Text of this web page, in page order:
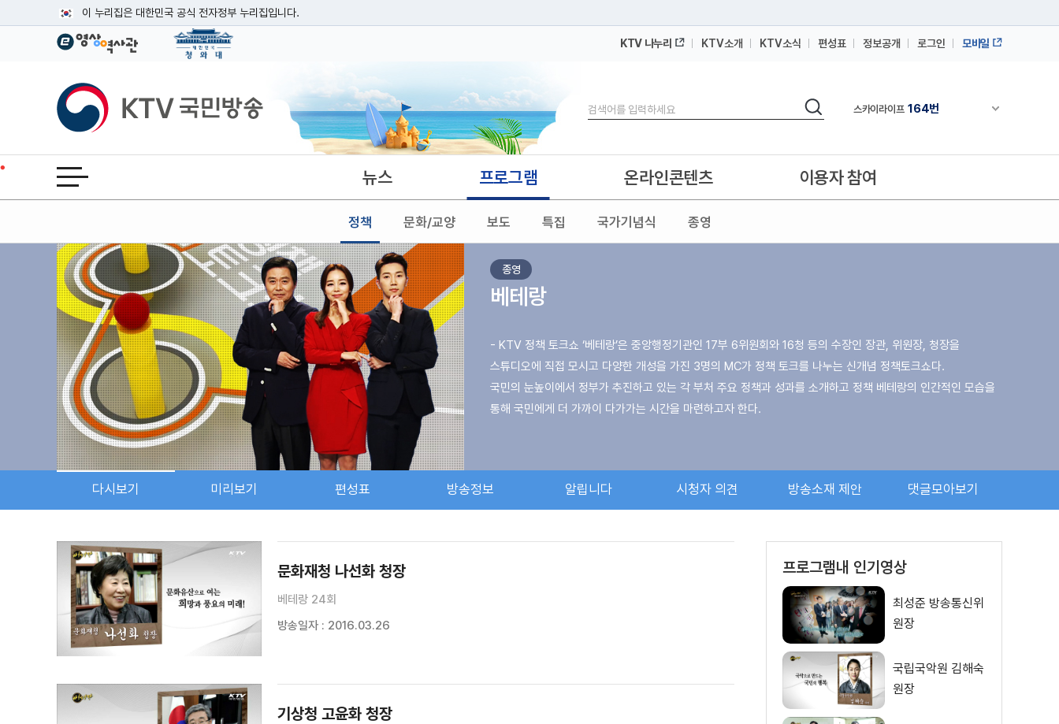
이 누리집은 대한민국 공식 전자정부 누리집입니다.
공식 누리집 주소 확인하기
이밖에 or.kr 또는 .kr등 다른 도메인 주소를 사용하고 있다면 아래 URL에서 도메인 주소를 확인해 보세요
운영중인 공식 누리집보기
KTV 나누리 KTV소개 KTV소식 편성표 정보공개 로그인 모바일
KTV국민방송
검색
검색 채널안내 펼쳐
IPTV(KT, SKB, LGU+)
IPTV(KT, SKB, LGU+)
전체메뉴 열기 뉴스 프로그램
정책 문화/교양 보도 특집 국가기념식 종영
온라인콘텐츠 이용자 참여
종영
베테랑
- KTV 정책 토크쇼 ‘베테랑’은 중앙행정기관인 17부 6위원회와 16청 등의 수장인 장관, 위원장, 청장을
스튜디오에 직접 모시고 다양한 개성을 가진 3명의 MC가 정책 토크를 나누는 신개념 정책토크쇼다.
국민의 눈높이에서 정부가 추진하고 있는 각 부처 주요 정책과 성과를 소개하고 정책 베테랑의 인간적인 모습을
통해 국민에게 더 가까이 다가가는 시간을 마련하고자 한다.
국민을 위한 정책현장의 행보를 신속히 소개하고, 정책의 당위성과 필요성을 적극적으로 알린다.
온화한 미소와 카리스마를 지닌 장하용 교수와 지성과 미모를 겸비한 손문선 아나운서가 환상의 호흡을
다시보기 미리보기 편성표 방송정보 알립니다 시청자 의견 방송소재 제안 댓글모아보기
문화재청 나선화 청장
베테랑 24회
방송일자 : 2016.03.26
기상청 고윤화 청장
검색 조건
검색어 입력
검색
프로그램내 인기영상
최성준 방송통신위
원장
국립국악원 김해숙
원장